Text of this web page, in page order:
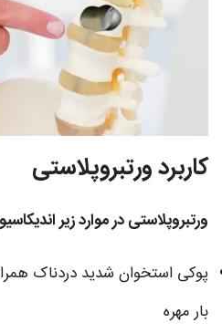
کاربرد ورتبروپلاستی
ورتبروپلاستی در موارد زیر
پوکی استخوان شدید دردناک
بار مهره